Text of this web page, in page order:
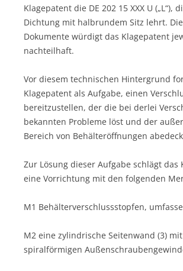
Klagepatent die DE 202 15 XXX U („L“),
Dichtung mit halbrundem Sitz lehrt.
Dokumente würdigt das Klagepatent
nachteilhaft.
Vor diesem technischen Hintergrund
Klagepatent als Aufgabe, einen
bereitzustellen, der die bei derlei
bekannten Probleme löst und der
Bereich von Behälteröffnungen
Zur Lösung dieser Aufgabe schlägt das
eine Vorrichtung mit den folgenden
M1 Behälterverschlussstopfen,
M2 eine zylindrische Seitenwand (3)
spiralförmigen